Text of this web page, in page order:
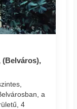
(Belváros),
a
4